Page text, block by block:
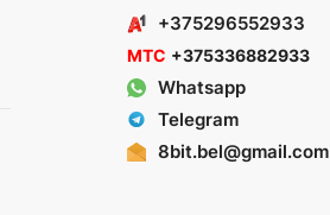
+375296552933
МТС +375336882933
Whatsapp
Telegram
8bit.bel@gmail.com